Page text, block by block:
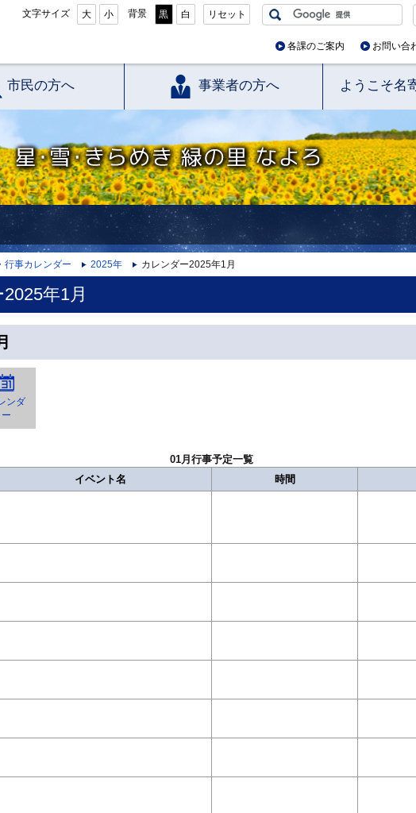
文字サイズ 大 小 背景 黒 白 リセット
各課のご案内 お問い合
市民の方へ 事業者の方へ ようこそ名
星・雪・きらめき 緑の里 なよろ
行事カレンダー 2025年 カレンダー2025年1月
年1月
ンダ
ー
01月行事予定一覧
イベント名 時間